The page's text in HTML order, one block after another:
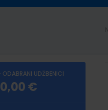
ODABRANI UDŽBENICI
0,00 €